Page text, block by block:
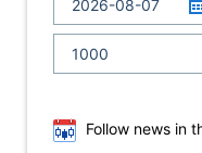
Follow news in